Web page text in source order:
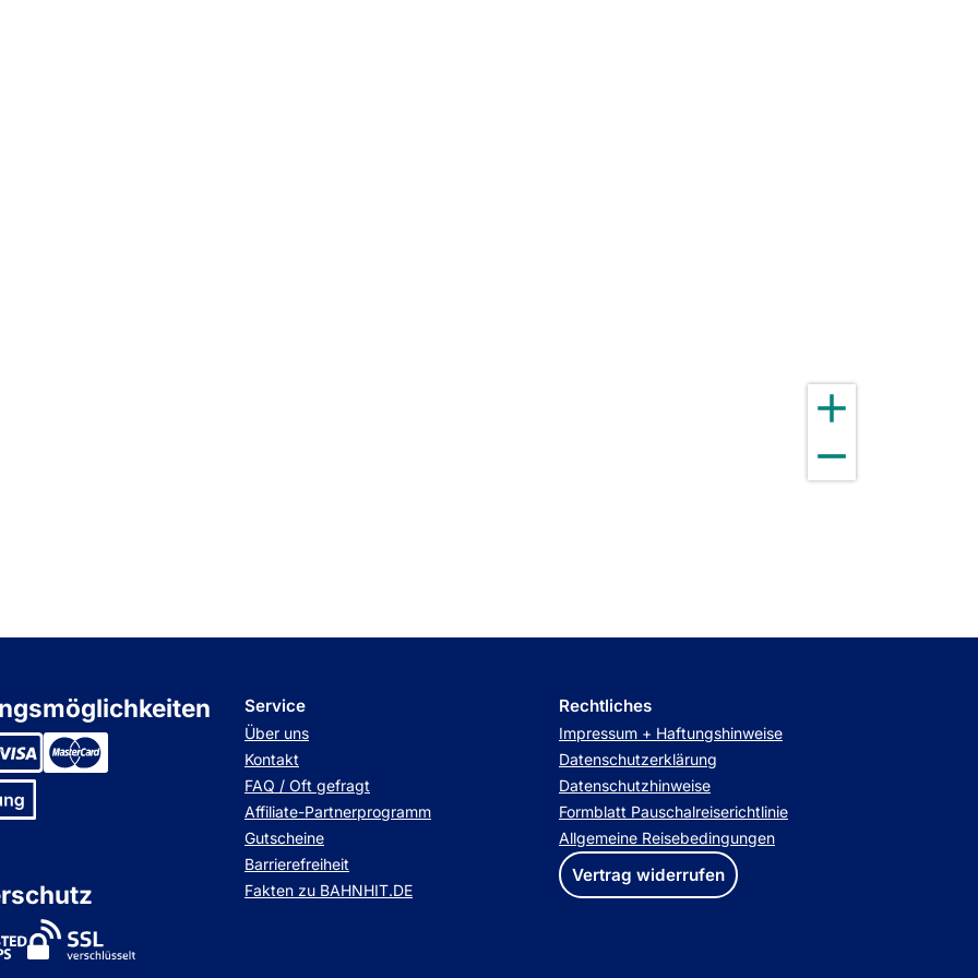
Service
Über uns
Kontakt
FAQ / Oft gefragt
Affiliate-Partnerprogramm
Gutscheine
Barrierefreiheit
Fakten zu BAHNHIT.DE
Rechtliches
Impressum + Haftungshinweise
Datenschutzerklärung
Datenschutzhinweise
Formblatt Pauschalreiserichtlinie
Allgemeine Reisebedingungen
Vertrag widerrufen